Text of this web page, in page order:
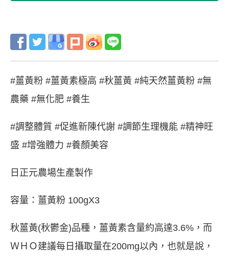
#薑黃粉 #薑黃素極高 #秋薑黃 #純天然薑黃粉 #無
農藥 #無化肥 #養生
#調整體質 #促進新陳代謝 #調節生理機能 #精神旺
盛 #增強體力 #養顏美容
日正元農場生產製作
容量：薑黃粉 100gX3
秋薑黃(秋鬱金)品種，薑黃素含量約高達3.6%，而
ＷＨＯ建議每日攝取量在200mg以內，也就是說，